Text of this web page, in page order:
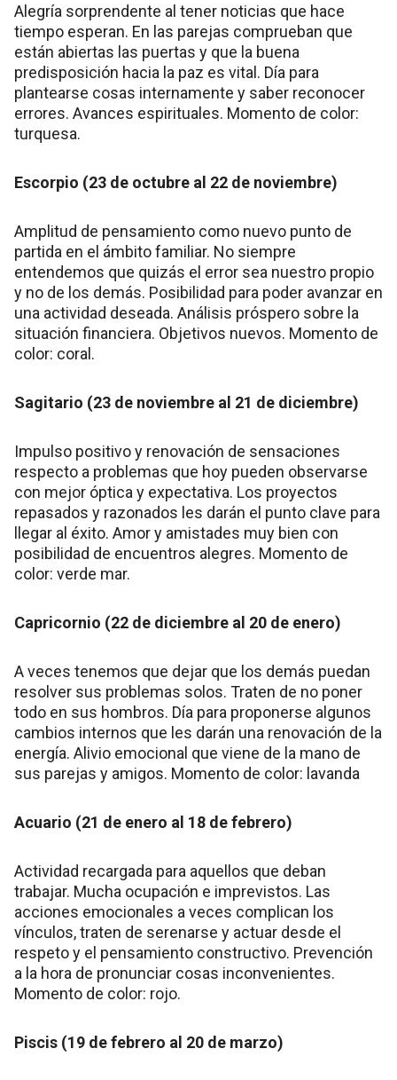
Alegría sorprendente al tener noticias que hace
tiempo esperan. En las parejas comprueban que
están abiertas las puertas y que la buena
predisposición hacia la paz es vital. Día para
plantearse cosas internamente y saber reconocer
errores. Avances espirituales. Momento de color:
turquesa.
Escorpio (23 de octubre al 22 de noviembre)
Amplitud de pensamiento como nuevo punto de
partida en el ámbito familiar. No siempre
entendemos que quizás el error sea nuestro propio
y no de los demás. Posibilidad para poder avanzar en
una actividad deseada. Análisis próspero sobre la
situación financiera. Objetivos nuevos. Momento de
color: coral.
Sagitario (23 de noviembre al 21 de diciembre)
Impulso positivo y renovación de sensaciones
respecto a problemas que hoy pueden observarse
con mejor óptica y expectativa. Los proyectos
repasados y razonados les darán el punto clave para
llegar al éxito. Amor y amistades muy bien con
posibilidad de encuentros alegres. Momento de
color: verde mar.
Capricornio (22 de diciembre al 20 de enero)
A veces tenemos que dejar que los demás puedan
resolver sus problemas solos. Traten de no poner
todo en sus hombros. Día para proponerse algunos
cambios internos que les darán una renovación de la
energía. Alivio emocional que viene de la mano de
sus parejas y amigos. Momento de color: lavanda
Acuario (21 de enero al 18 de febrero)
Actividad recargada para aquellos que deban
trabajar. Mucha ocupación e imprevistos. Las
acciones emocionales a veces complican los
vínculos, traten de serenarse y actuar desde el
respeto y el pensamiento constructivo. Prevención
a la hora de pronunciar cosas inconvenientes.
Momento de color: rojo.
Piscis (19 de febrero al 20 de marzo)